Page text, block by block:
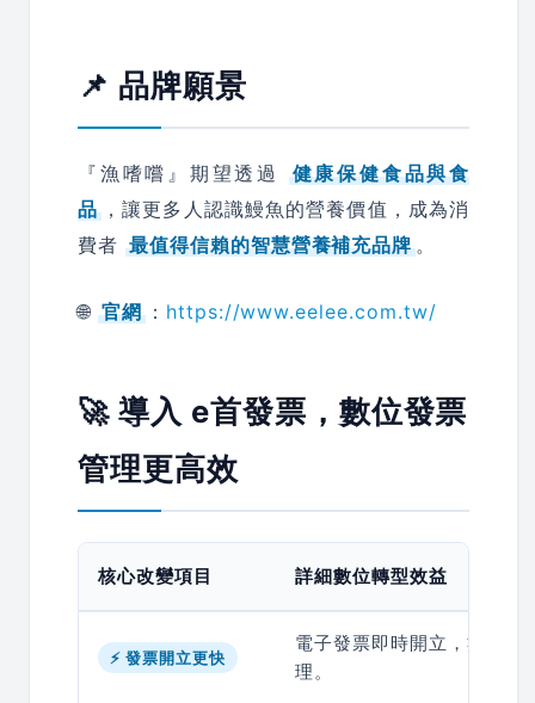
📌 品牌願景
『漁嗜嚐』期望透過
健康保健食品與食
品 ，讓更多人認識鰻魚的營養價值，成為消
費者 最值得信賴的智慧營養補充品牌。
🌐 官網： https://www.eelee.com.tw/
🚀 導入 e首發票，數位發票
管理更高效
核心改變項目 詳細數位轉型效益
⚡ 發票開立更快
電子發票即時開立，數秒內
理。